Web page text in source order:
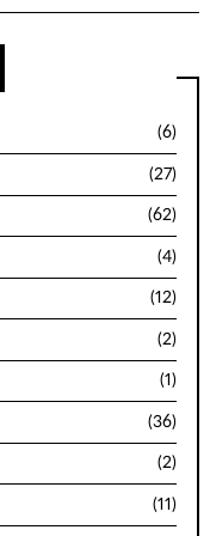
(6)
(27)
(62)
(4)
(12)
(2)
(1)
(36)
(2)
(11)